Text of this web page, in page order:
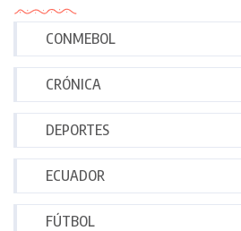
CONMEBOL
CRÓNICA
DEPORTES
ECUADOR
FÚTBOL